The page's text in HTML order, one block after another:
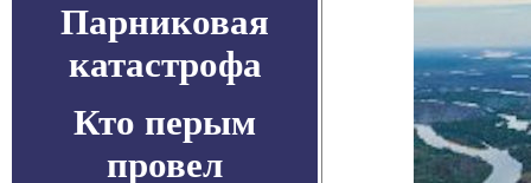
Парниковая
катастрофа
Кто перым
провел